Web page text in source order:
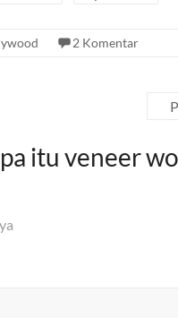
2 Komentar
itu veneer